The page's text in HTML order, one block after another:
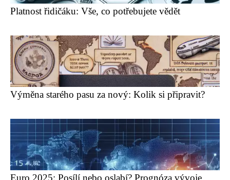
Platnost řidičáku: Vše, co potřebujete vědět
Výměna starého pasu za nový: Kolik si připravit?
Euro 2025: Posílí nebo oslabí? Prognóza vývoje